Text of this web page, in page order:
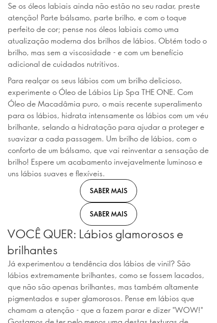
Se os óleos labiais ainda não estão no seu radar, preste
atenção! Parte bálsamo, parte brilho, e com o toque
perfeito de cor; pense nos óleos labiais como uma
atualização moderna dos brilhos de lábios. Obtém todo o
brilho, mas sem a viscosidade - e com um benefício
adicional de cuidados nutritivos.
Para realçar os seus lábios com um brilho delicioso,
experimente o Óleo de Lábios Lip Spa THE ONE. Com
Óleo de Macadâmia puro, o mais recente superalimento
para os lábios, hidrata intensamente os lábios com um véu
brilhante, selando a hidratação para ajudar a proteger e
suavizar a cada passagem. Um brilho de lábios, com o
conforto de um bálsamo, que vai reinventar a sensação de
brilho! Espere um acabamento invejavelmente luminoso e
uns lábios suaves e flexíveis.
SABER MAIS
SABER MAIS
VOCÊ QUER: Lábios glamorosos e
brilhantes
Já experimentou a tendência dos lábios de vinil? São
lábios extremamente brilhantes, como se fossem lacados,
que não são apenas brilhantes, mas também altamente
pigmentados e super glamorosos. Pense em lábios que
chamam a atenção - que a fazem parar e dizer "WOW!"